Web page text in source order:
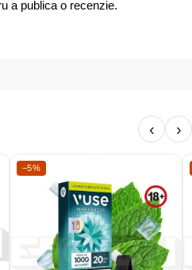
a publica o recenzie.
‹ ›
−5%